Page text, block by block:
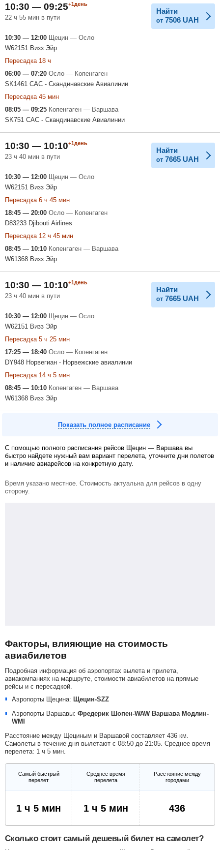
10:30 — 09:25+1день
22 ч 55 мин в пути
Найти
от 7506 UAH
10:30 — 12:00 Щецин — Осло
W62151 Визз Эйр
Пересадка 18 ч
06:00 — 07:20 Осло — Копенгаген
SK1461 САС - Скандинавские Авиалинии
Пересадка 45 мин
08:05 — 09:25 Копенгаген — Варшава
SK751 САС - Скандинавские Авиалинии
10:30 — 10:10+1день
23 ч 40 мин в пути
Найти
от 7665 UAH
10:30 — 12:00 Щецин — Осло
W62151 Визз Эйр
Пересадка 6 ч 45 мин
18:45 — 20:00 Осло — Копенгаген
D83233 Djibouti Airlines
Пересадка 12 ч 45 мин
08:45 — 10:10 Копенгаген — Варшава
W61368 Визз Эйр
10:30 — 10:10+1день
23 ч 40 мин в пути
Найти
от 7665 UAH
10:30 — 12:00 Щецин — Осло
W62151 Визз Эйр
Пересадка 5 ч 25 мин
17:25 — 18:40 Осло — Копенгаген
DY948 Норвегиан - Норвежские авиалинии
Пересадка 14 ч 5 мин
08:45 — 10:10 Копенгаген — Варшава
W61368 Визз Эйр
Показать полное расписание
С помощью полного расписания рейсов Щецин — Варшава вы
быстро найдете нужный вам вариант перелета, уточните дни полетов
и наличие авиарейсов на конкретную дату.
Время указано местное. Стоимость актуальна для рейсов в одну
сторону.
Факторы, влияющие на стоимость
авиабилетов
Подробная информация об аэропортах вылета и прилета,
авиакомпаниях на маршруте, стоимости авиабилетов на прямые
рейсы и с пересадкой.
Аэропорты Щецина: Щецин-SZZ
Аэропорты Варшавы: Фредерик Шопен-WAW Варшава Модлин-
WMI
Расстояние между Щециным и Варшавой составляет 436 км.
Самолеты в течение дня вылетают с 08:50 до 21:05. Среднее время
перелета: 1 ч 5 мин.
Самый быстрый
перелет
Среднее время
перелета
Расстояние между
городами
1 ч 5 мин 1 ч 5 мин 436
Сколько стоит самый дешевый билет на самолет?